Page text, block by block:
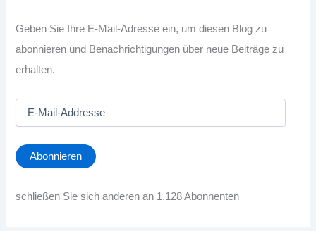
Geben Sie Ihre E-Mail-Adresse ein, um diesen Blog zu
abonnieren und Benachrichtigungen über neue Beiträge zu
erhalten.
a
i
A
Abonnieren
schließen Sie sich anderen an 1.128 Abonnenten